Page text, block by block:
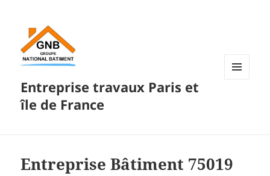
Entreprise travaux Paris et
île de France
Entreprise Bâtiment 75019